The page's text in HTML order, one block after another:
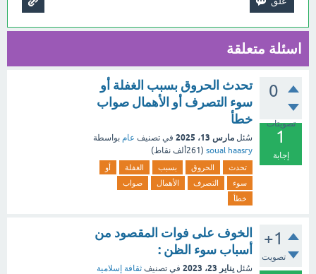
اسئلة متعلقة
0
تصويتات
1
إجابة
تحدث الحروق بسبب الغفلة أو
سوء التصرف أو الأهمال صواب
خطأ
سُئل مارس 13، 2025 في تصنيف عام بواسطة
soual haasry
( 261ألف نقاط)
تحدث الحروق بسبب الغفلة
أو
سوء
التصرف الأهمال
صواب
خطأ
+1
تصويت
الخوف على فوات المقصود من
أسباب سوء الظن :
سُئل يناير 23، 2023 في تصنيف ثقافة إسلامية